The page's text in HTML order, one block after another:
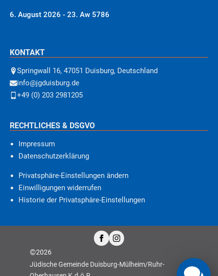
6. August 2026 - 23. Aw 5786
KONTAKT
Springwall 16, 47051 Duisburg, Deutschland
info@jgduisburg.de
+49 (0) 203 2981205
RECHTLICHES & DSGVO
Impressum
Datenschutzerklärung
Privatsphäre-Einstellungen ändern
Einwilligungen widerrufen
Historie der Privatsphäre-Einstellungen
©2026
Jüdische Gemeinde Duisburg-Mülheim/Ruhr-